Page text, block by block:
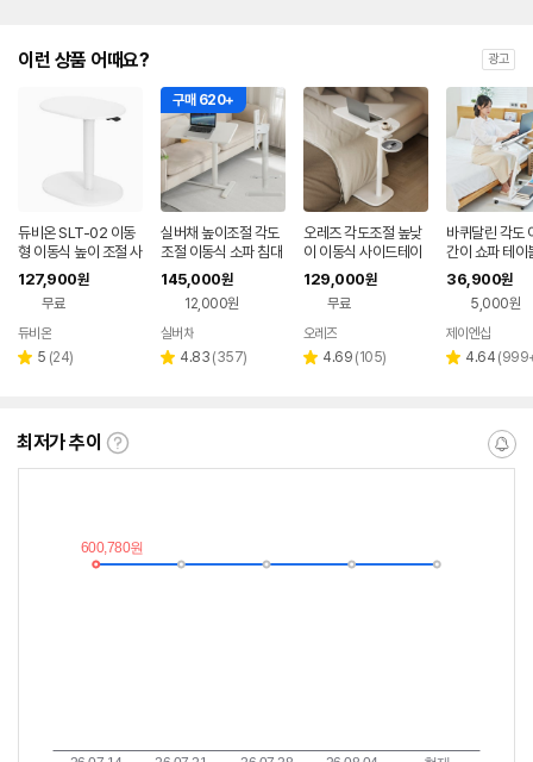
이런 상품 어때요? 광고
듀비온 SLT-02 이동
형 이동식 높이 조절 사
이드 무빙 데스크 책상
스탠딩 테이블
127,900원
무료
페이
듀비온
별 5 리
(24)
구매 620+
실버채 높이조절 각도
조절 이동식 소파 침대
양방향 사이드 테이블
상판일체형
145,000원
12,000원
실버채
별 4.83 리
(357)
오레즈 각도조절 높낮
이 이동식 사이드테이
블 SPN1DW 화이트
+화이트
129,000원
무료
오레즈
별 4.69 리
(105)
바퀴달린 각도
간이 쇼파 테이
침대용 책상 침
낮이조절
36,900원
5,000원
제이엔샵
별 4.64 리
(
최저가 추이
최
이
란?
알